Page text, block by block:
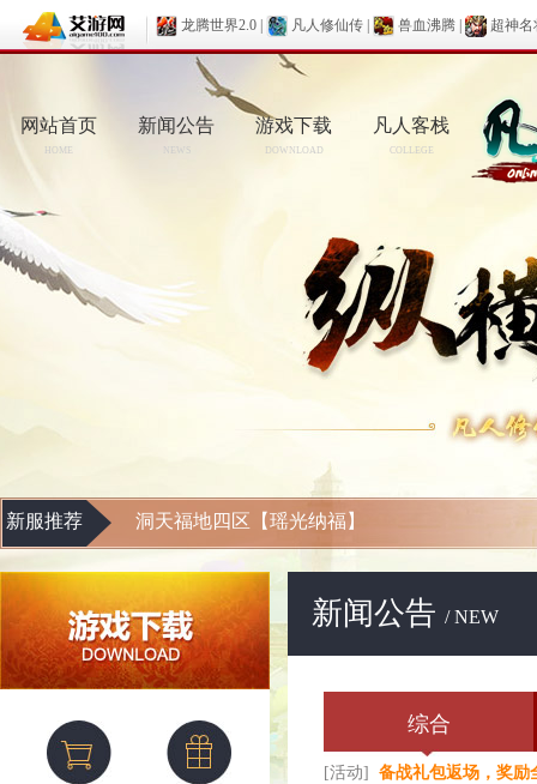
龙腾世界2.0 凡人修仙传 兽血沸腾 超神名
网站首页
HOME
新闻公告
NEWS
游戏下载
DOWNLOAD
凡人客栈
COLLEGE
新服推荐 洞天福地四区【瑶光纳福】
新闻公告 / NEW
综合
[活动] 备战礼包返场，奖励